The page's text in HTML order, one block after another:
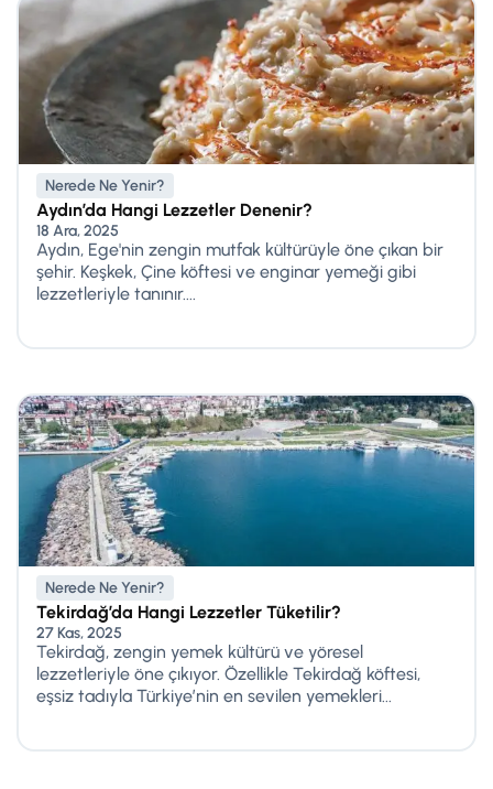
Nerede Ne Yenir?
Aydın’da Hangi Lezzetler Denenir?
18 Ara, 2025
Aydın, Ege'nin zengin mutfak kültürüyle öne çıkan bir
şehir. Keşkek, Çine köftesi ve enginar yemeği gibi
lezzetleriyle tanınır....
Nerede Ne Yenir?
Tekirdağ’da Hangi Lezzetler Tüketilir?
27 Kas, 2025
Tekirdağ, zengin yemek kültürü ve yöresel
lezzetleriyle öne çıkıyor. Özellikle Tekirdağ köftesi,
eşsiz tadıyla Türkiye’nin en sevilen yemekleri...